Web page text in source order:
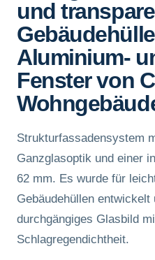
und
Aluminium-
Fenster von
Strukturfassadensystem
Ganzglasoptik und einer
62 mm. Es wurde für
Gebäudehüllen
durchgängiges Glasbild
Schlagregendichtheit.